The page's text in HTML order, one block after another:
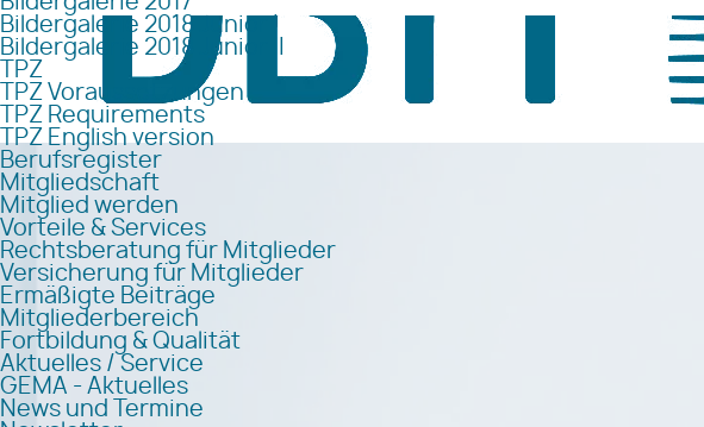
Bildergalerie 2018 Junior I
Bildergalerie 2018 Junior II
TPZ
TPZ Voraussetzungen
TPZ Requirements
TPZ English version
Berufsregister
Mitgliedschaft
Mitglied werden
Vorteile & Services
Rechtsberatung für Mitglieder
Versicherung für Mitglieder
Ermäßigte Beiträge
Mitgliederbereich
Fortbildung & Qualität
Aktuelles / Service
GEMA - Aktuelles
News und Termine